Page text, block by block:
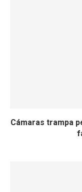
Cámaras trampa